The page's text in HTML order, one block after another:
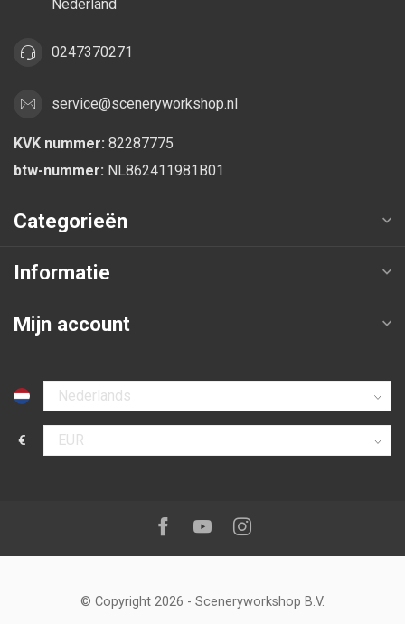
Nederland
0247370271
service@sceneryworkshop.nl
KVK nummer: 82287775
btw-nummer: NL862411981B01
Categorieën
Informatie
Mijn account
Selecteer taal
€
Selecteer valuta
Volg ons op:Facebook
YoutubeInstagram
© Copyright 2026 - Sceneryworkshop B.V.